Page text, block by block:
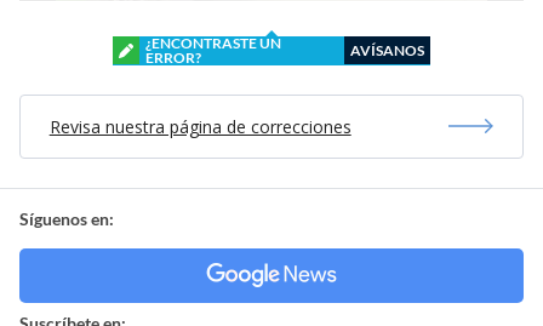
¿ENCONTRASTE UN
ERROR?
AVÍSANOS
Revisa nuestra página de correcciones
Síguenos en: